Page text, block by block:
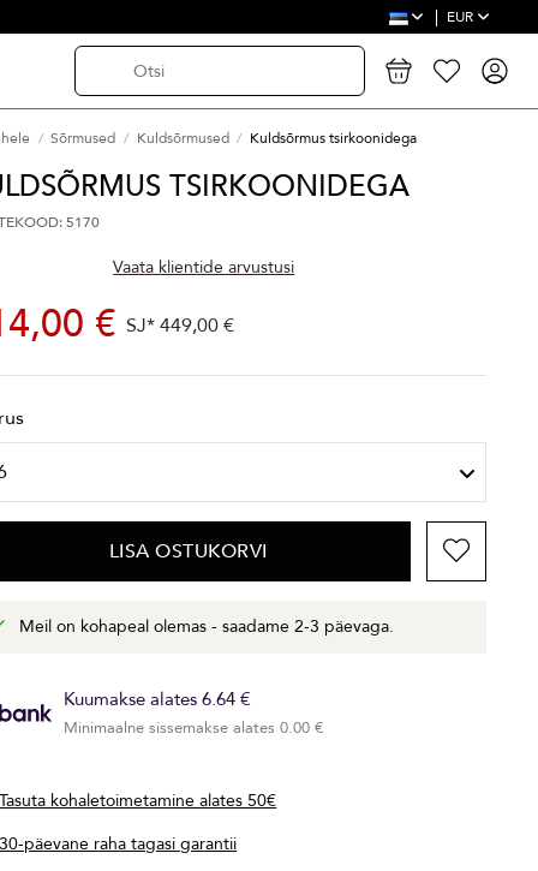
EUR
Sõrmused Kuldsõrmused Kuldsõrmus tsirkoonidega
TSIRKOONIDEGA
5170
Vaata klientide arvustusi
€ SJ*449,00 €
LISA OSTUKORVI
Meil on kohapeal olemas - saadame 2-3 päevaga.
Kuumakse alates 6.64 €
Minimaalne sissemakse alates 0.00 €
Tasuta kohaletoimetamine alates 50€
30-päevane raha tagasi garantii